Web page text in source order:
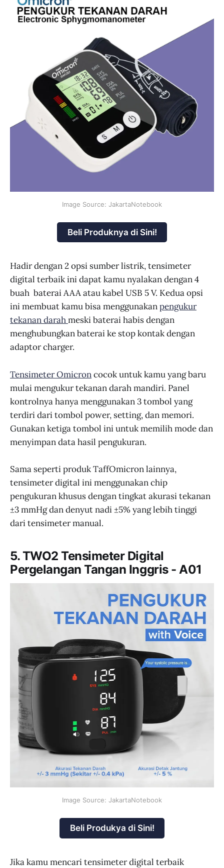
Image Source: JakartaNotebook
Beli Produknya di Sini!
Hadir dengan 2 opsi sumber listrik, tensimeter
digital terbaik ini dapat kamu nyalakan dengan 4
buah baterai AAA atau kabel USB 5 V. Kedua opsi
ini membuat kamu bisa menggunakanpengukur
tekanan darahmeski baterai habis dengan
menghubungkan baterai ke stop kontak dengan
adaptor charger.
Tensimeter Omicroncocok untuk kamu yang baru
mulai mengukur tekanan darah mandiri. Panel
kontrolnya hanya menggunakan 3 tombol yang
terdiri dari tombol power, setting, dan memori.
Gunakan ketiga tombol ini untuk memilih mode dan
menyimpan data hasil pengukuran.
Sama seperti produk TaffOmicron lainnya,
tensimeter digital ini menggunakan chip
pengukuran khusus dengan tingkat akurasi tekanan
±3 mmHg dan denyut nadi ±5% yang lebih tinggi
dari tensimeter manual.
5. TWO2 Tensimeter Digital
Pergelangan Tangan Inggris - A01
Image Source: JakartaNotebook
Beli Produkya di Sini!
Jika kamu mencari tensimeter digital terbaik